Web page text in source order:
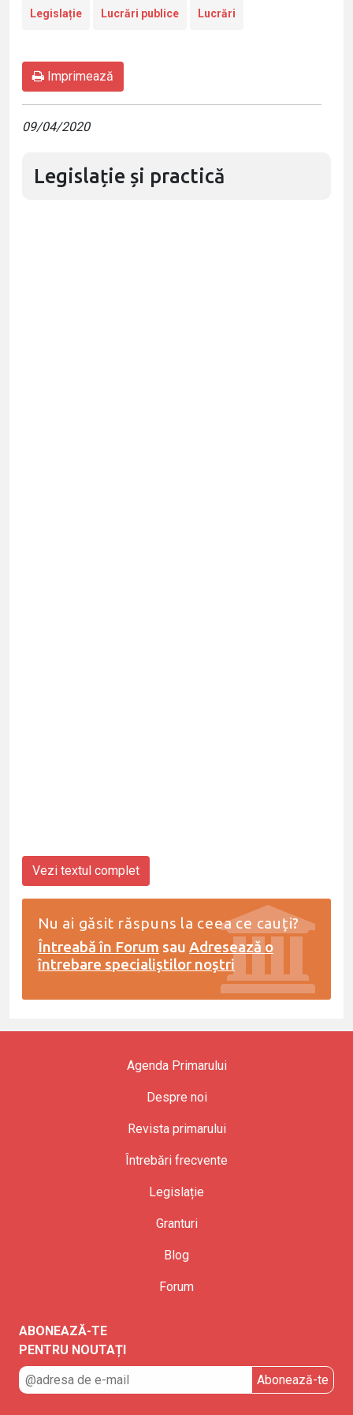
Legislație Lucrări publice Lucrări
Imprimează
09/04/2020
Legislație și practică
Vezi textul complet
Nu ai găsit răspuns la ceea ce cauți?
Întreabă în Forum sau Adresează o
întrebare specialiștilor noștri
Agenda Primarului
Despre noi
Revista primarului
Întrebări frecvente
Legislație
Granturi
Blog
Forum
ABONEAZĂ-TE
PENTRU NOUTAȚI